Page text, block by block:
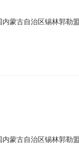
蒙古自治区锡林郭勒
式联系人：昝海超联
蒙古自治区锡林郭勒